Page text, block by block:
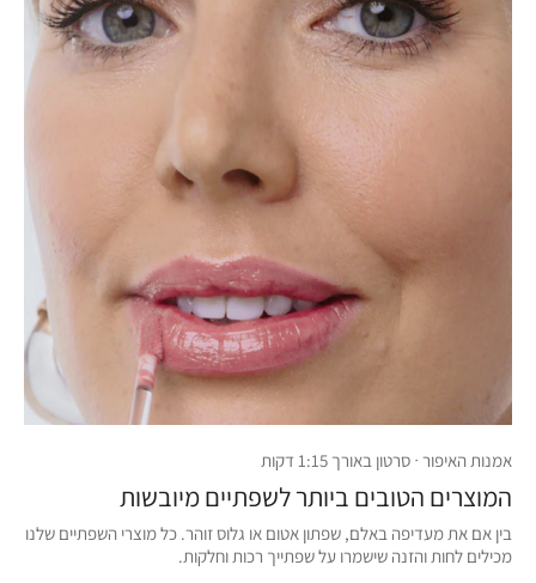
אמנות האיפור · סרטון באורך 1:15 דקות
המוצרים הטובים ביותר לשפתיים מיובשות
בין אם את מעדיפה באלם, שפתון אטום או גלוס זוהר. כל מוצרי השפתיים שלנו
מכילים לחות והזנה שישמרו על שפתייך רכות וחלקות.